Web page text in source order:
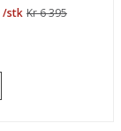
/stk Kr 6 395